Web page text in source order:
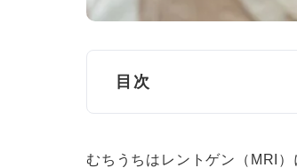
目次
むちうち症となる症状
むちうちはレントゲン（MRI